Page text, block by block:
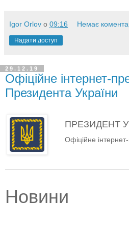
Igor Orlov о 09:16 Немає
Надати доступ
29.12.19
Офіційне інтернет-
Президента України
ПРЕЗИДЕНТ
Офіційне
Новини